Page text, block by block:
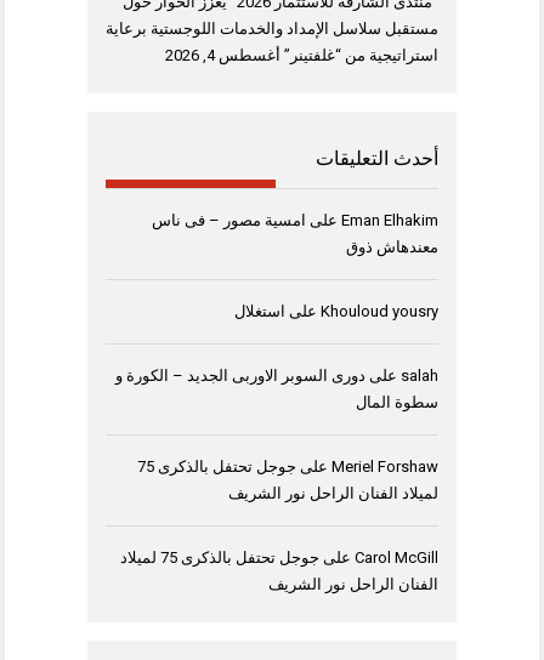
مستقبل سلاسل الإمداد والخدمات اللوجستية برعاية
استراتيجية من “غلفتينر” أغسطس 4, 2026
أحدث التعليقات
Eman Elhakim على امسية مصور – فى ناس
معندهاش ذوق
Khouloud yousry على استغلال
salah على دورى السوبر الاوربى الجديد – الكورة و
سطوة المال
Meriel Forshaw على
جوجل تحتفل بالذكرى 75
لميلاد الفنان الراحل نور الشريف
Carol McGill على
جوجل تحتفل بالذكرى 75 لميلاد
الفنان الراحل نور الشريف